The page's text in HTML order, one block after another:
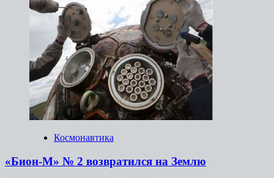
Космонавтика
«Бион-М» № 2 возвратился на Землю